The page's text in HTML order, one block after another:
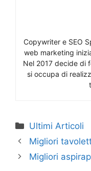
Copywriter e SEO
web marketing
Nel 2017 decide di
si occupa di
Categorie
Ultimi Articoli
Migliori
Migliori